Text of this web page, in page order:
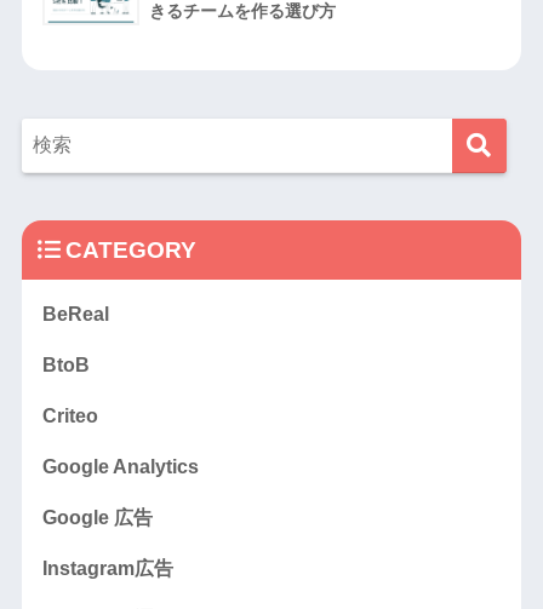
きるチームを作る選び方
CATEGORY
BeReal
BtoB
Criteo
Google Analytics
Google 広告
Instagram広告